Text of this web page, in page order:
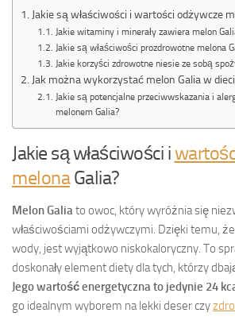
Jakie są właściwości i wartości odżywcze
Jakie witaminy i minerały zawiera melon
Jakie są właściwości prozdrowotne melona
Jakie korzyści zdrowotne niesie ze sobą
Jak można wykorzystać melon Galia w
Jakie są potencjalne przeciwwskazania i
melonem Galia?
Jakie są właściwości i
melonaGalia?
Melon Galiato owoc, który wyróżnia się
właściwościami odżywczymi. Dzięki temu, że
wody, jest wyjątkowo niskokaloryczny. To
doskonały element diety dla tych, którzy
Jego wartość energetyczna to jedynie 24
go idealnym wyborem na lekki deser czy